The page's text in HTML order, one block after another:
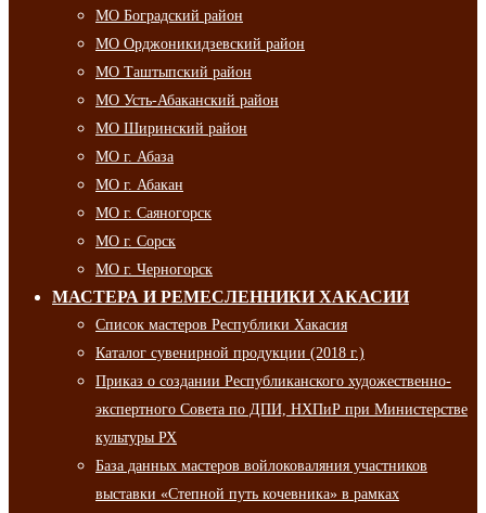
МО Боградский район
МО Орджоникидзевский район
МО Таштыпский район
МО Усть-Абаканский район
МО Ширинский район
МО г. Абаза
МО г. Абакан
МО г. Саяногорск
МО г. Сорск
МО г. Черногорск
МАСТЕРА И РЕМЕСЛЕННИКИ ХАКАСИИ
Список мастеров Республики Хакасия
Каталог сувенирной продукции (2018 г.)
Приказ о создании Республиканского художественно-
экспертного Совета по ДПИ, НХПиР при Министерстве
культуры РХ
База данных мастеров войлоковаляния участников
выставки «Степной путь кочевника» в рамках